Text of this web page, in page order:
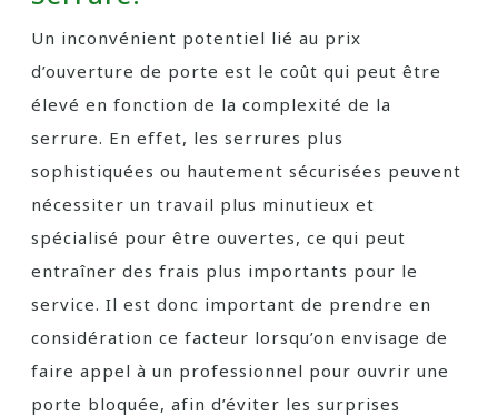
Un inconvénient potentiel lié au prix
d’ouverture de porte est le coût qui peut être
élevé en fonction de la complexité de la
serrure. En effet, les serrures plus
sophistiquées ou hautement sécurisées peuvent
nécessiter un travail plus minutieux et
spécialisé pour être ouvertes, ce qui peut
entraîner des frais plus importants pour le
service. Il est donc important de prendre en
considération ce facteur lorsqu’on envisage de
faire appel à un professionnel pour ouvrir une
porte bloquée, afin d’éviter les surprises